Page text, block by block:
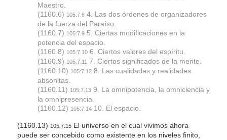
Maestro.
(1160.6) 105:7.84. Las dos órdenes de organizadores
de la fuerza del Paraíso.
(1160.7) 105:7.95. Ciertas modificaciones en la
potencia del espacio.
(1160.8) 105:7.106. Ciertos valores del espíritu.
(1160.9) 105:7.11 7. Ciertos significados de la mente.
(1160.10) 105:7.128. Las cualidades y realidades
absonitas.
(1160.11) 105:7.139. La omnipotencia, la omniciencia y
la omnipresencia.
(1160.12) 105:7.1410. El espacio.
(1160.13) 105:7.15El universo en el cual vivimos ahora
puede ser concebido como existente en los niveles finito,